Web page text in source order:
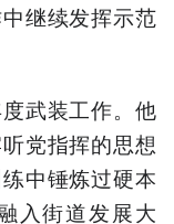
继续发挥示范
武装工作。他
党指挥的思想
中锤炼过硬本
入街道发展大